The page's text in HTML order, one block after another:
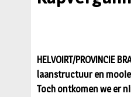
HELVOIRT/PROVINCIE
laanstructuur en
Toch ontkomen we er